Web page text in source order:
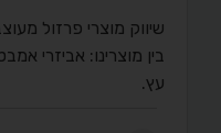
שיווק מוצרי פרזול
בין מוצרינו: אביזרי
עץ.